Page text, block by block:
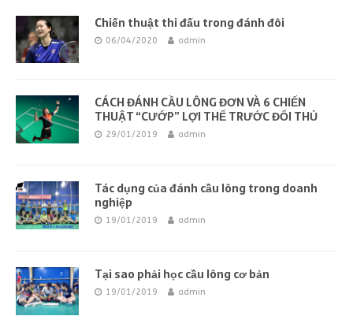
Chiến thuật thi đấu trong đánh đôi
06/04/2020 admin
CÁCH ĐÁNH CẦU LÔNG ĐƠN VÀ 6 CHIẾN
THUẬT “CƯỚP” LỢI THẾ TRƯỚC ĐỐI THỦ
29/01/2019 admin
Tác dụng của đánh cầu lông trong doanh
nghiệp
19/01/2019 admin
Tại sao phải học cầu lông cơ bản
19/01/2019 admin